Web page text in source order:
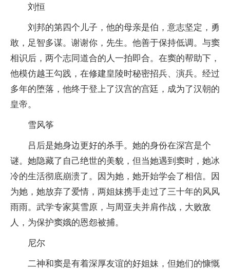
刘恒
刘邦的第四个儿子，他的母亲是伯，意志坚定，勇
敢，足智多谋。谢谢你，先生。他善于保持低调。与窦
相识后，两个志同道合的人一拍即合。在窦的帮助下，
他模仿越王勾践，在修建皇陵时秘密招兵、演兵。经过
多年的堕落，他终于登上了汉宫的宫廷，成为了汉朝的
皇帝。
雪风筝
吕后是她身边更好的杀手。她的身份在深宫是个
谜。她隐藏了自己绝世的美貌，但当她遇到窦时，她冰
冷的生活彻底崩溃了。因为她，她开始学会了相信。因
为她，她放弃了爱情，两姐妹携手走过了三十年的风风
雨雨。武学专家莫雪原，与周亚夫并肩作战，大败敌
人，为保护窦娥的恩怨被捕。
尼尔
二神和窦是有着深厚友谊的好姐妹，但她们的慷慨